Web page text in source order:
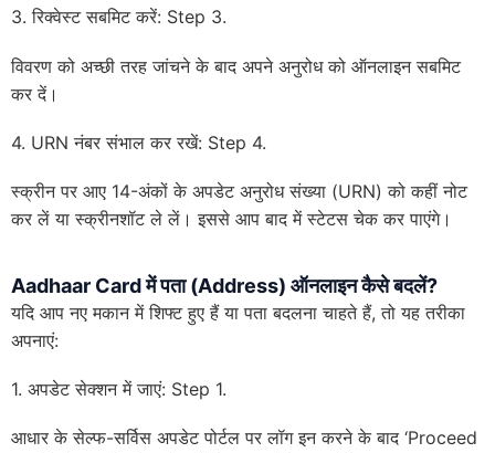
3. रिक्वेस्ट सबमिट करें: Step 3.
विवरण को अच्छी तरह जांचने के बाद अपने अनुरोध को ऑनलाइन सबमिट
कर दें।
4. URN नंबर संभाल कर रखें: Step 4.
स्क्रीन पर आए 14-अंकों के अपडेट अनुरोध संख्या (URN) को कहीं नोट
कर लें या स्क्रीनशॉट ले लें। इससे आप बाद में स्टेटस चेक कर पाएंगे।
Aadhaar Card में पता (Address) ऑनलाइन कैसे बदलें?
यदि आप नए मकान में शिफ्ट हुए हैं या पता बदलना चाहते हैं, तो यह तरीका
अपनाएं:
1. अपडेट सेक्शन में जाएं: Step 1.
आधार के सेल्फ-सर्विस अपडेट पोर्टल पर लॉग इन करने के बाद ‘Proceed